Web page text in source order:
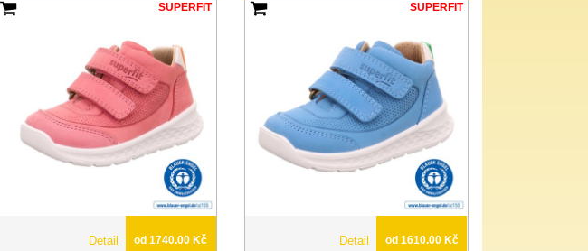
SUPERFIT
Detail od 1740.00 Kč
SUPERFIT
Detail od 1610.00 Kč